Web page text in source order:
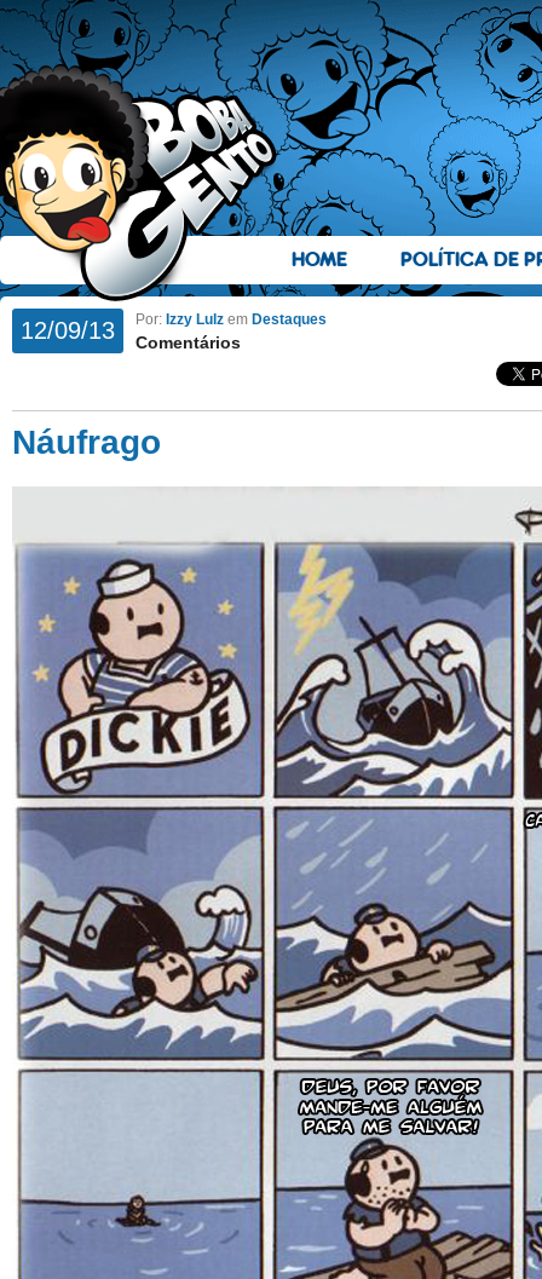
HOME POLÍTICA DE
12/09/13 Por: Izzy Lulz em Destaques
Comentários
Náufrago